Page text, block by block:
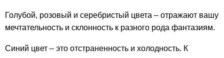
Голубой, розовый и серебристый цвета – отражают вашу
мечтательность и склонность к разного рода фантазиям.
Синий цвет – это отстраненность и холодность. К